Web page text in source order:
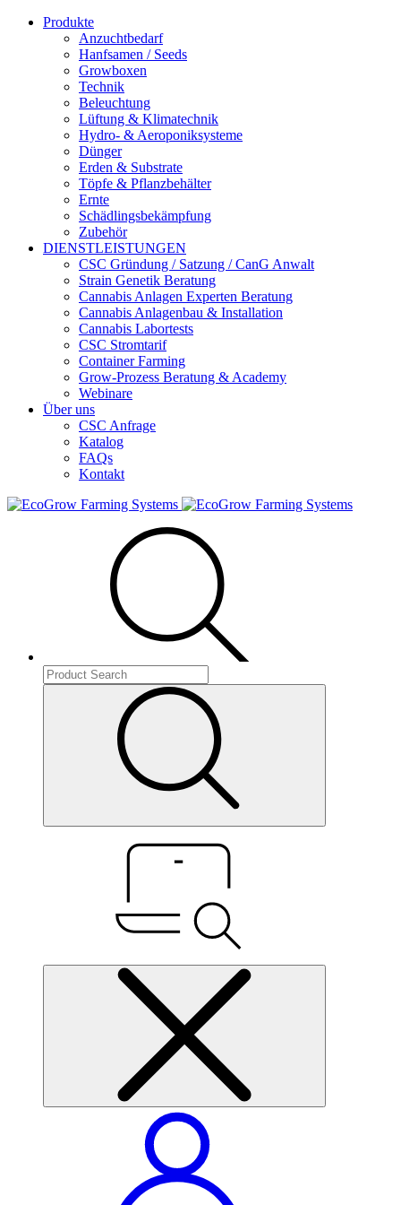
Produkte
Anzuchtbedarf
Hanfsamen / Seeds
Growboxen
Technik
Beleuchtung
Lüftung & Klimatechnik
Hydro- & Aeroponiksysteme
Dünger
Erden & Substrate
Töpfe & Pflanzbehälter
Ernte
Schädlingsbekämpfung
Zubehör
DIENSTLEISTUNGEN
CSC Gründung / Satzung / CanG Anwalt
Strain Genetik Beratung
Cannabis Anlagen Experten Beratung
Cannabis Anlagenbau & Installation
Cannabis Labortests
CSC Stromtarif
Container Farming
Grow-Prozess Beratung & Academy
Webinare
Über uns
CSC Anfrage
Katalog
FAQs
Kontakt